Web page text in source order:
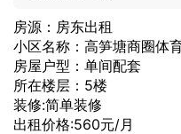
房源：房东出租
小区名称：高笋塘商圈体
房屋户型：单间配套
所在楼层：5楼
装修:简单装修
出租价格:560元/月